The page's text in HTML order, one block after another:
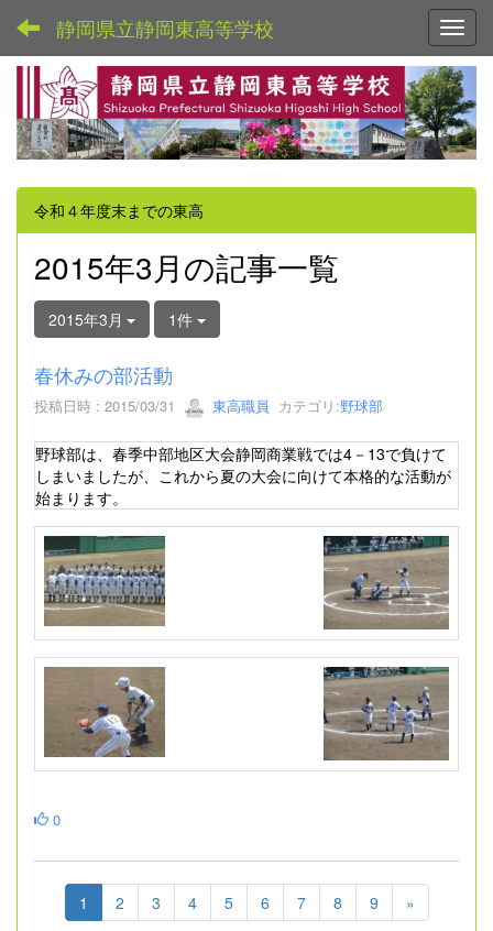
静岡県立静岡東高等学校
令和４年度末までの東高
2015年3月の記事一覧
2015年3月 1件
春休みの部活動
投稿日時 : 2015/03/31 東高職員 カテゴリ:野球部
野球部は、春季中部地区大会静岡商業戦では4－13で負けて
しまいましたが、これから夏の大会に向けて本格的な活動が
始まります。
0
1 2 3 4 5 6 7 8 9 »